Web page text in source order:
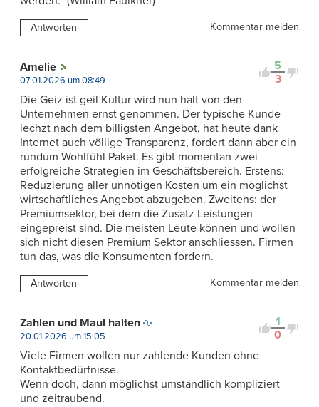
Antworten Kommentar melden
5
3
Amelie
07.01.2026 um 08:49
Die Geiz ist geil Kultur wird nun halt von den
Unternehmen ernst genommen. Der typische Kunde
lechzt nach dem billigsten Angebot, hat heute dank
Internet auch völlige Transparenz, fordert dann aber ein
rundum Wohlfühl Paket. Es gibt momentan zwei
erfolgreiche Strategien im Geschäftsbereich. Erstens:
Reduzierung aller unnötigen Kosten um ein möglichst
wirtschaftliches Angebot abzugeben. Zweitens: der
Premiumsektor, bei dem die Zusatz Leistungen
eingepreist sind. Die meisten Leute können und wollen
sich nicht diesen Premium Sektor anschliessen. Firmen
tun das, was die Konsumenten fordern.
Antworten Kommentar melden
1
0
Zahlen und Maul halten
20.01.2026 um 15:05
Viele Firmen wollen nur zahlende Kunden ohne
Kontaktbedürfnisse.
Wenn doch, dann möglichst umständlich kompliziert
und zeitraubend.